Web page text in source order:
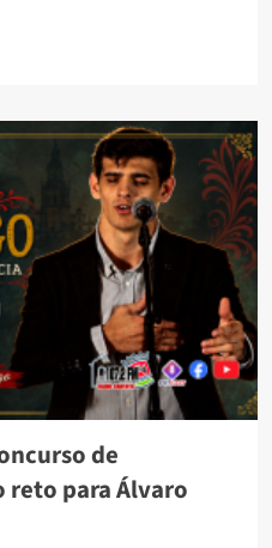
de
reto para Álvaro